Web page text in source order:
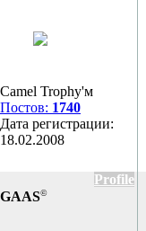
Camel Trophy'м
Постов: 1740
Дата регистрации:
18.02.2008
Profile
GAAS©